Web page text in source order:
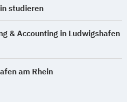
studieren
& Accounting in Ludwigshafen
am Rhein